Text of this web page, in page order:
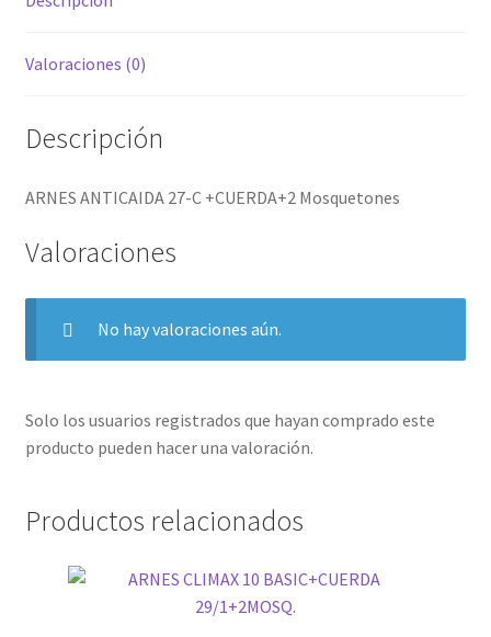
Valoraciones (0)
Descripción
ARNES ANTICAIDA 27-C +CUERDA+2 Mosquetones
Valoraciones
No hay valoraciones aún.
Solo los usuarios registrados que hayan comprado este
producto pueden hacer una valoración.
Productos relacionados